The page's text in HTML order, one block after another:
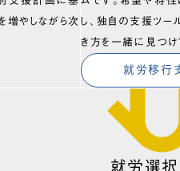
増やしながら次 し、独自の支援ツー
き方を一緒に見つけ
就労移行
就労選